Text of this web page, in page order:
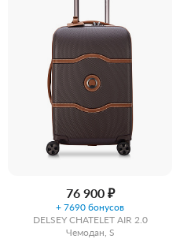
76 900 ₽
+ 7690 бонусов
DELSEY CHATELET AIR 2.0
Чемодан, S